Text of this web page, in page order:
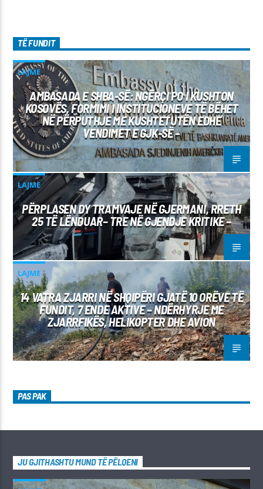
TË FUNDIT
LAJME
AMBASADA E SHBA-SË: NGËRÇI PO I KUSHTON
KOSOVËS, FORMIMI I INSTITUCIONEVE TË BËHET
NË PËRPUTHJE ME KUSHTETUTËN EDHE
VENDIMET E GJK-SË –
LAJME
PËRPLASEN DY TRAMVAJE NË GJERMANI, RRETH
25 TË LËNDUAR– TRE NË GJENDJE KRITIKE –
LAJME
14 VATRA ZJARRI NË SHQIPËRI GJATË 10 ORËVE TË
FUNDIT, 7 ENDE AKTIVE – NDËRHYRJE ME
ZJARRFIKËS, HELIKOPTER DHE AVION
PAS PAK
JU GJITHASHTU MUND TË PËLQENI